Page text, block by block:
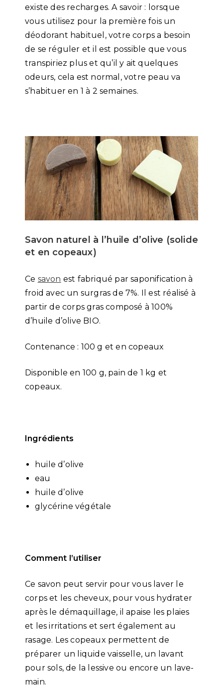
existe des recharges. A savoir : lorsque
vous utilisez pour la première fois un
déodorant habituel, votre corps a besoin
de se réguler et il est possible que vous
transpiriez plus et qu’il y ait quelques
odeurs, cela est normal, votre peau va
s’habituer en 1 à 2 semaines.
Savon naturel à l’huile d’olive (solide
et en copeaux)
Ce savon est fabriqué par saponification à
froid avec un surgras de 7%. Il est réalisé à
partir de corps gras composé à 100%
d’huile d’olive BIO.
Contenance : 100 g et en copeaux
Disponible en 100 g, pain de 1 kg et
copeaux.
Ingrédients
huile d’olive
eau
huile d’olive
glycérine végétale
Comment l’utiliser
Ce savon peut servir pour vous laver le
corps et les cheveux, pour vous hydrater
après le démaquillage, il apaise les plaies
et les irritations et sert également au
rasage. Les copeaux permettent de
préparer un liquide vaisselle, un lavant
pour sols, de la lessive ou encore un lave-
main.